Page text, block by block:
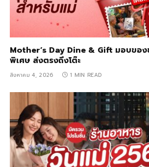
Mother’s Day Dine & Gift มอบขอ
พิเศษ ส่งตรงถึงโต๊ะ
สิงหาคม 4, 2026 1 MIN READ